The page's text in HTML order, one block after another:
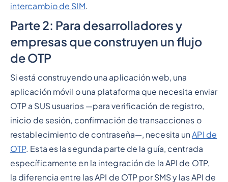
intercambio de SIM.
Parte 2: Para desarrolladores y
empresas que construyen un flujo
de OTP
Si está construyendo una aplicación web, una
aplicación móvil o una plataforma que necesita enviar
OTP a SUS usuarios —para verificación de registro,
inicio de sesión, confirmación de transacciones o
restablecimiento de contraseña—, necesita unAPI de
OTP. Esta es la segunda parte de la guía, centrada
específicamente en la integración de la API de OTP,
la diferencia entre las API de OTP por SMS y las API de